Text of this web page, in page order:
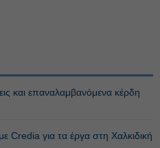
και επαναλαμβανόμενα κέρδη
για τα έργα στη Χαλκιδική